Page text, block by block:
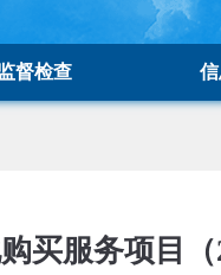
督检查
买服务项目